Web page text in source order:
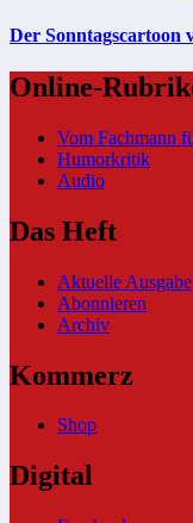
Der Sonntagscartoon
Online-
Vom Fachmann
Humorkritik
Audio
Das Heft
Aktuelle Ausgabe
Abonnieren
Archiv
Kommerz
Shop
Digital